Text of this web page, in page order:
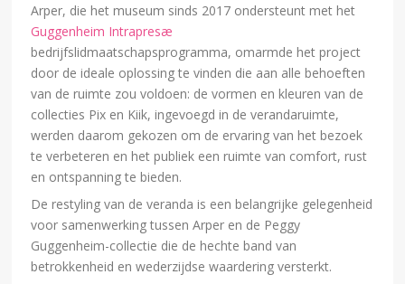
Arper, die het museum sinds 2017 ondersteunt met het
Guggenheim Intrapresæ
bedrijfslidmaatschapsprogramma, omarmde het project
door de ideale oplossing te vinden die aan alle behoeften
van de ruimte zou voldoen: de vormen en kleuren van de
collecties Pix en Kiik, ingevoegd in de verandaruimte,
werden daarom gekozen om de ervaring van het bezoek
te verbeteren en het publiek een ruimte van comfort, rust
en ontspanning te bieden.
De restyling van de veranda is een belangrijke gelegenheid
voor samenwerking tussen Arper en de Peggy
Guggenheim-collectie die de hechte band van
betrokkenheid en wederzijdse waardering versterkt.